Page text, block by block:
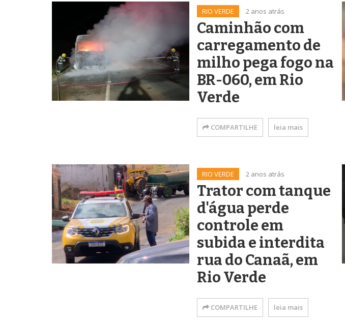
RIO VERDE 2 anos atrás
Caminhão com
carregamento de
milho pega fogo na
BR-060, em Rio
Verde
COMPARTILHE leia mais
RIO VERDE 2 anos atrás
Trator com tanque
d'água perde
controle em
subida e interdita
rua do Canaã, em
Rio Verde
COMPARTILHE leia mais